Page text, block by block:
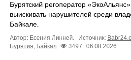
Бурятский регоператор
выискивать нарушителей среди
Байкале.
Автор: Есения Линней. Источник:
Бурятия, Байкал 3497 06.08.2026